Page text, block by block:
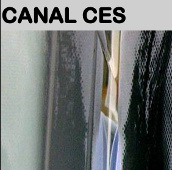
CANAL CES